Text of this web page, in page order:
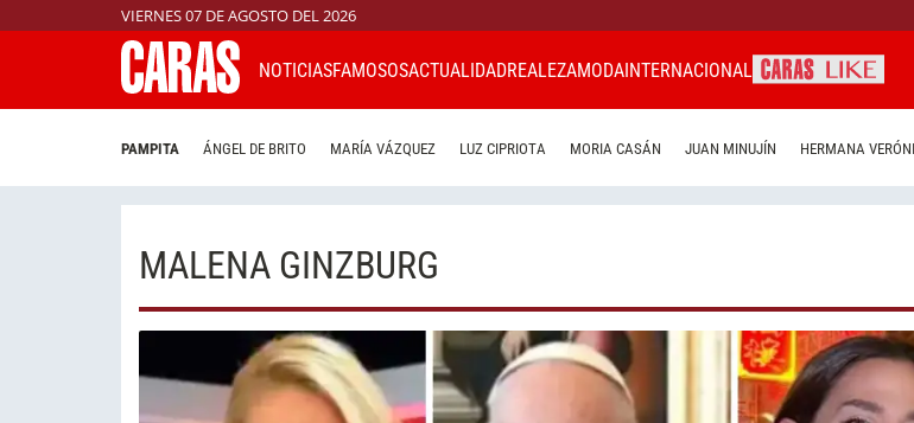
VIERNES 07 DE AGOSTO DEL 2026
NOTICIASFAMOSOSACTUALIDADREALEZAMODAINTERNACIONAL
PAMPITA ÁNGEL DE BRITO MARÍA VÁZQUEZ LUZ CIPRIOTA MORIA CASÁN JUAN MINUJÍN HERMANA
MALENA GINZBURG